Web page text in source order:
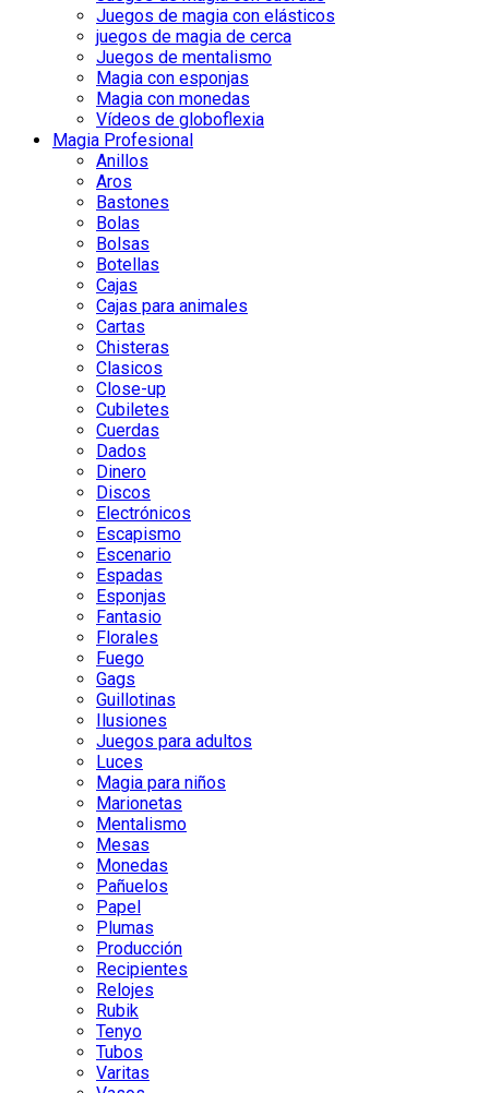
Juegos de magia con elásticos
juegos de magia de cerca
Juegos de mentalismo
Magia con esponjas
Magia con monedas
Vídeos de globoflexia
Magia Profesional
Anillos
Aros
Bastones
Bolas
Bolsas
Botellas
Cajas
Cajas para animales
Cartas
Chisteras
Clasicos
Close-up
Cubiletes
Cuerdas
Dados
Dinero
Discos
Electrónicos
Escapismo
Escenario
Espadas
Esponjas
Fantasio
Florales
Fuego
Gags
Guillotinas
Ilusiones
Juegos para adultos
Luces
Magia para niños
Marionetas
Mentalismo
Mesas
Monedas
Pañuelos
Papel
Plumas
Producción
Recipientes
Relojes
Rubik
Tenyo
Tubos
Varitas